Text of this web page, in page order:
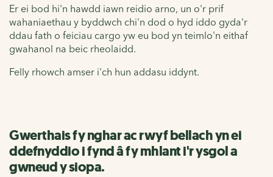
Er ei bod hi'n hawdd iawn reidio arno, un o'r prif
wahaniaethau y byddwch chi'n dod o hyd iddo gyda'r
ddau fath o feiciau cargo yw eu bod yn teimlo'n eithaf
gwahanol na beic rheolaidd.
Felly rhowch amser i'ch hun addasu iddynt.
Gwerthais fy nghar ac rwyf bellach yn ei
ddefnyddio i fynd â fy mhlant i'r ysgol a
gwneud y siopa.